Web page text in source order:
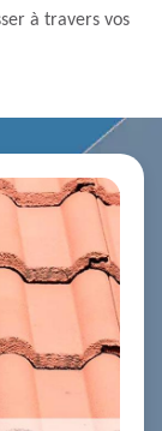
à travers vos